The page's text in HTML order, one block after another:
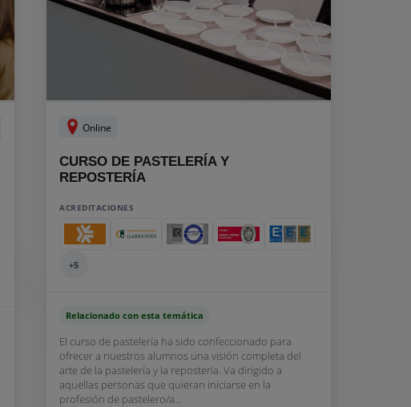
Online
CURSO DE PASTELERÍA Y
REPOSTERÍA
ACREDITACIONES
+5
Relacionado con esta temática
El curso de pastelería ha sido confeccionado para
ofrecer a nuestros alumnos una visión completa del
arte de la pastelería y la repostería. Va dirigido a
aquellas personas que quieran iniciarse en la
profesión de pastelero/a...